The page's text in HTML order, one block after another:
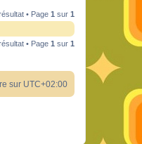
• Page 1 sur 1
• Page 1 sur 1
sur UTC+02:00